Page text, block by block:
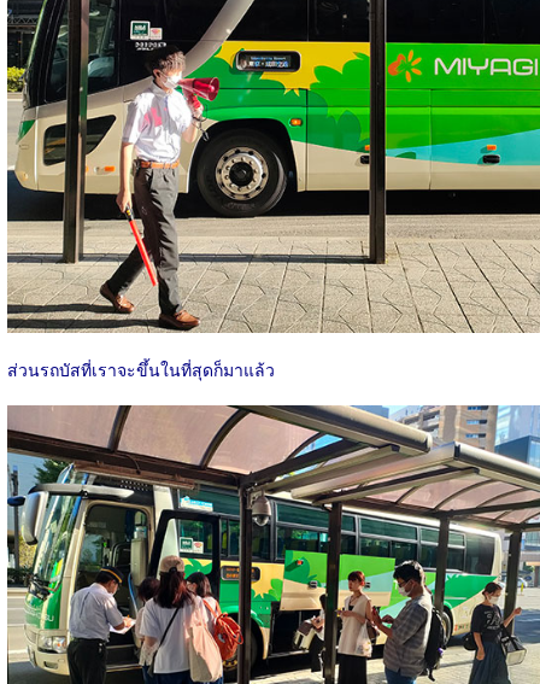
ส่วนรถบัสที่เราจะขึ้นในที่สุดก็มาแล้ว